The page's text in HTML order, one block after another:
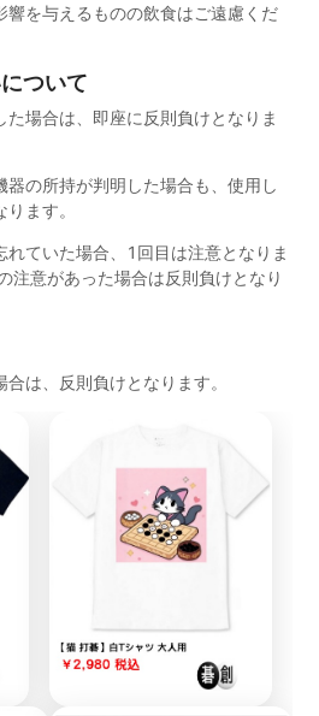
響を与えるものの飲食はご遠慮くだ
ついて
た場合は、即座に反則負けとなりま
器の所持が判明した場合も、使用し
ます。
れていた場合、1回目は注意となりま
注意があった場合は反則負けとなり
は、反則負けとなります。